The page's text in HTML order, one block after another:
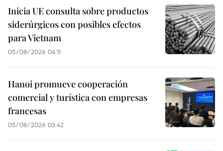
Inicia UE consulta sobre productos
siderúrgicos con posibles efectos
para Vietnam
05/08/2026 04:11
Hanoi promueve cooperación
comercial y turística con empresas
francesas
05/08/2026 03:42